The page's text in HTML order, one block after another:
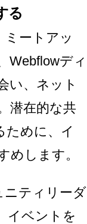
る
ミートアッ
Webflowディ
い、ネット
潜在的な共
ために、イ
めします。
ニティリーダ
イベントを